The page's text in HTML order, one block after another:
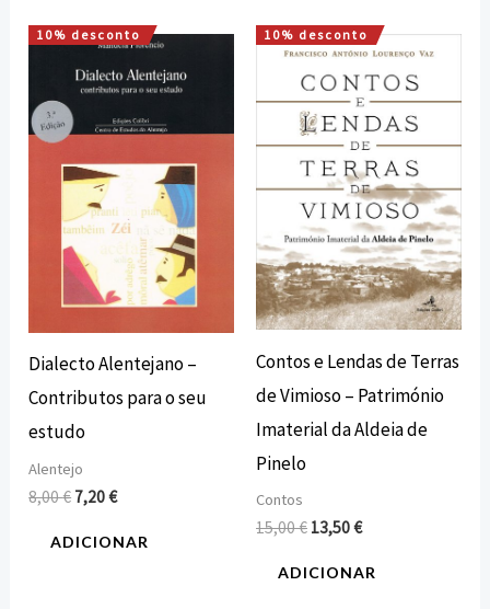
10% desconto
Dialecto Alentejano –
Contributos para o seu
estudo
Alentejo
8,00€
O
preço
original
8,00 €.
7,20€
O
preço
atual
7,20 €.
ADICIONAR
10% desconto
Contos e Lendas de Terras
de Vimioso – Património
Imaterial da Aldeia de
Pinelo
Contos
15,00€
O
preço
original
era:
15,00 €.
13,50€
O
preço
atual
é:
13,50 €.
ADICIONAR